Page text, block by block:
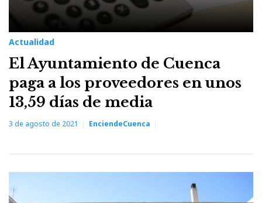
Actualidad
El Ayuntamiento de Cuenca
paga a los proveedores en unos
13,59 días de media
3 de agosto de 2021 EnciendeCuenca